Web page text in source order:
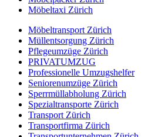
Möbeltaxi Zürich
Möbeltransport Zürich
Müllentsorgung Zürich
Pflegeumzüge Zürich
PRIVATUMZUG
Professionelle Umzugshelfer
Seniorenumzüge Zürich
Sperrmüllabholung Zürich
Spezialtransporte Zürich
Transport Zürich
Transportfirma Zürich